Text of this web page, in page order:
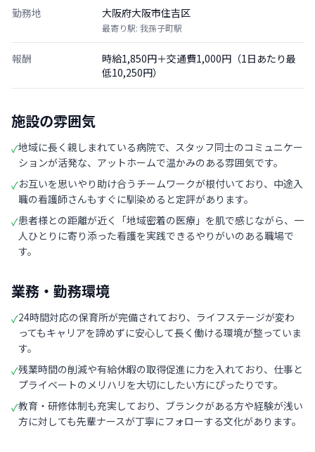
勤務地 大阪府大阪市住吉区
最寄り駅: 我孫子町駅
報酬
時給1,850円＋交通費1,000円（1日あたり最
低10,250円）
施設の雰囲気
✓地域に長く親しまれている病院で、スタッフ同士のコミュニケー
ションが活発な、アットホームで温かみのある雰囲気です。
✓お互いを思いやり助け合うチームワークが根付いており、中途入
職の看護師さんもすぐに馴染めると定評があります。
✓患者様との距離が近く「地域密着の医療」を肌で感じながら、一
人ひとりに寄り添った看護を実践できるやりがいのある職場で
す。
業務・勤務環境
✓24時間対応の保育所が完備されており、ライフステージが変わ
ってもキャリアを諦めずに安心して長く働ける環境が整っていま
す。
✓残業時間の削減や有給休暇の取得促進に力を入れており、仕事と
プライベートのメリハリを大切にしたい方にぴったりです。
✓教育・研修体制も充実しており、ブランクがある方や経験が浅い
方に対しても先輩ナースが丁寧にフォローする文化があります。